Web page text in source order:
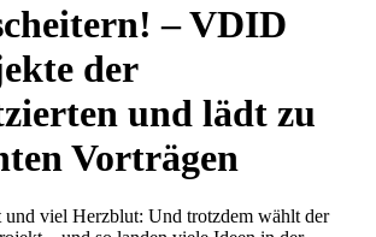
– VDID
der
und lädt zu
Vorträgen
und viel Herzblut: Und trotzdem wählt der